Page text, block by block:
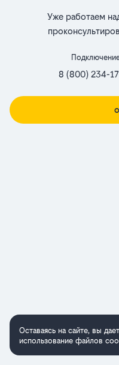
Уже работаем
8 (800) 234-
Оставаясь на сайте, вы
использование файлов